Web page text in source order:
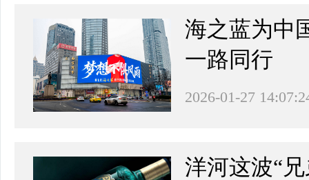
海之蓝为中
一路同行
2026-01-27
洋河这波“